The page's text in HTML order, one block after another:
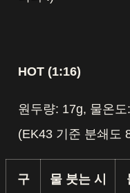
HOT (1:16)
원두량: 17g, 물온
(EK43 기준 분쇄도
구
물 붓는 시